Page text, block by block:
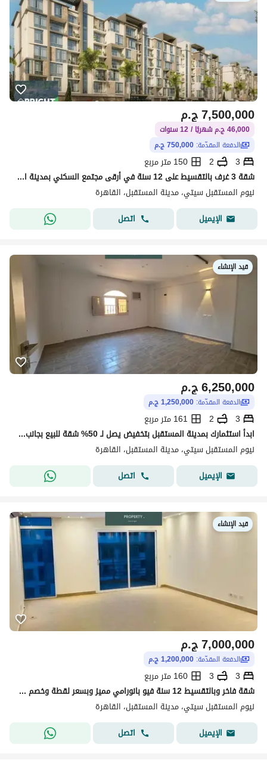
ج.م7,500,000
46,000 ج.م شهريًا / 12 سنوات
الدفعة المقدّمة: 750,000 ج.م
3
2
150 متر مربع
شقة 3 غرف بالتقسيط على 12 سنة في أرقى مجتمع السكني بمدينة المستقبل | Nyoum Mostakbal City
نيوم المستقبل سيتي، مدينة المستقبل، القاهرة
الإيميل
اتصل
قيد الإنشاء
ج.م6,250,000
الدفعة المقدّمة: 1,250,000 ج.م
3
2
161 متر مربع
ابدأ استثمارك بمدينة المستقبل بتخفيض يصل لـ 50% شقة للبيع بجانب Privado Madinaty ودقايق من هاب تاون و لافينير و بلوم فيلدز و أليفا المستقبل سيتي
نيوم المستقبل سيتي، مدينة المستقبل، القاهرة
الإيميل
اتصل
قيد الإنشاء
ج.م7,000,000
الدفعة المقدّمة: 1,200,000 ج.م
3
3
160 متر مربع
شقة فاخر وبالتقسيط 12 سنة فيو بانورامي مميز وبسعر لقطة وخصم 50 % علي طريق السويس مباشرة بجوار سوديك مدينتي وسراي في بترفلاي المستقبل سيتي للبيع
نيوم المستقبل سيتي، مدينة المستقبل، القاهرة
الإيميل
اتصل